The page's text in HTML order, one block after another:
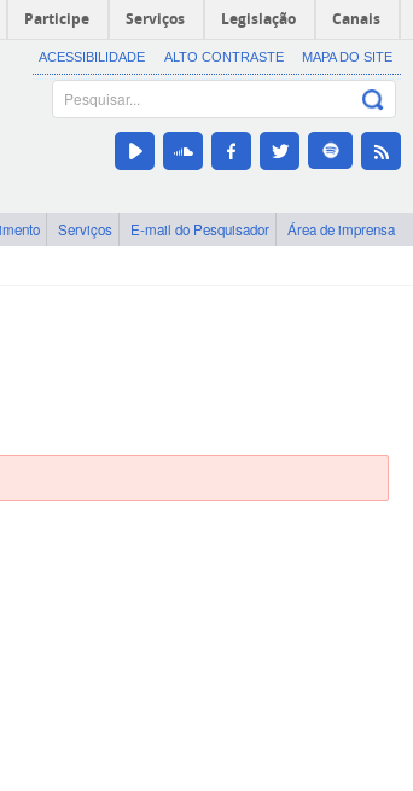
Participe Serviços Legislação Canais
ACESSIBILIDADE ALTO CONTRASTE MAPA DO SITE
Serviços E-mail do Pesquisador Área de imprensa